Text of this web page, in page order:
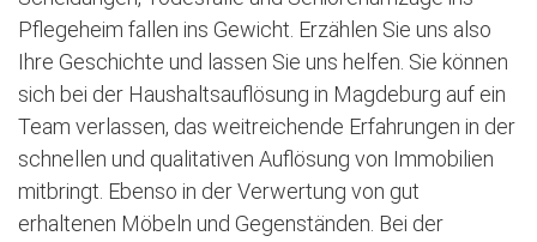
Pflegeheim fallen ins Gewicht. Erzählen Sie uns also
Ihre Geschichte und lassen Sie uns helfen. Sie können
sich bei der Haushaltsauflösung in Magdeburg auf ein
Team verlassen, das weitreichende Erfahrungen in der
schnellen und qualitativen Auflösung von Immobilien
mitbringt. Ebenso in der Verwertung von gut
erhaltenen Möbeln und Gegenständen. Bei der